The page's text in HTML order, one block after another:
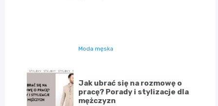
Moda męska
Jak ubrać się na rozmowę o
pracę? Porady i stylizacje dla
mężczyzn